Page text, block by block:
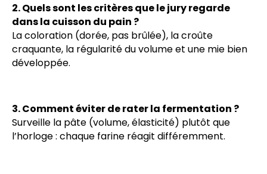
2. Quels sont les critères que le jury regarde
dans la cuisson du pain ?
La coloration (dorée, pas brûlée), la croûte
craquante, la régularité du volume et une mie bien
développée.
3. Comment éviter de rater la fermentation ?
Surveille la pâte (volume, élasticité) plutôt que
l’horloge : chaque farine réagit différemment.